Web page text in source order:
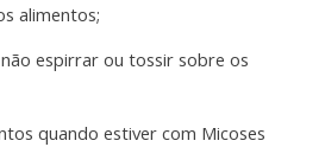
alimentos;
espirrar ou tossir sobre os
quando estiver com Micoses